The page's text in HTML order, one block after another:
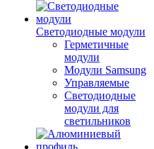
Светодиодные модули
Герметичные
модули
Модули Samsung
Управляемые
Светодиодные
модули для
светильников